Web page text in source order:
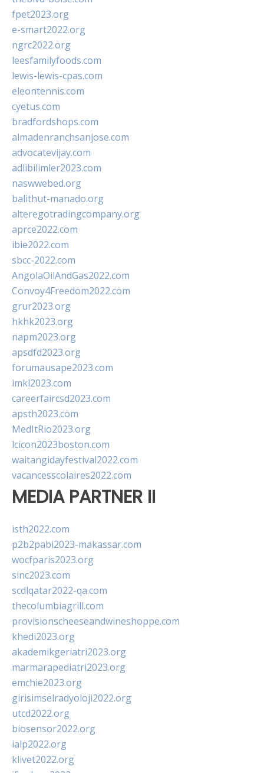
fpet2023.org
e-smart2022.org
ngrc2022.org
leesfamilyfoods.com
lewis-lewis-cpas.com
eleontennis.com
cyetus.com
bradfordshops.com
almadenranchsanjose.com
advocatevijay.com
adlibilimler2023.com
naswwebed.org
balithut-manado.org
alteregotradingcompany.org
aprce2022.com
ibie2022.com
sbcc-2022.com
AngolaOilAndGas2022.com
Convoy4Freedom2022.com
grur2023.org
hkhk2023.org
napm2023.org
apsdfd2023.org
forumausape2023.com
imkl2023.com
careerfaircsd2023.com
apsth2023.com
MedItRio2023.org
lcicon2023boston.com
waitangidayfestival2022.com
vacancesscolaires2022.com
MEDIA PARTNER II
isth2022.com
p2b2pabi2023-makassar.com
wocfparis2023.org
sinc2023.com
scdlqatar2022-qa.com
thecolumbiagrill.com
provisionscheeseandwineshoppe.com
khedi2023.org
akademikgeriatri2023.org
marmarapediatri2023.org
emchie2023.org
girisimselradyoloji2022.org
utcd2022.org
biosensor2022.org
ialp2022.org
klivet2022.org